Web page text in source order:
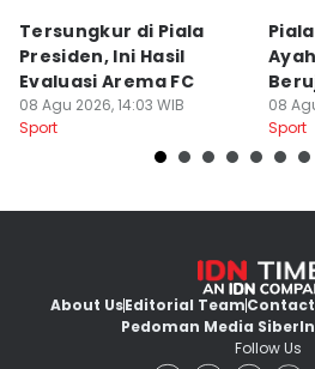
Tersungkur di Piala
Presiden, Ini Hasil
Evaluasi Arema FC
08 Agu 2026, 14:03 WIB
Sport
08
Sport
About UsEditorial TeamContact
Pedoman Media Siber
Follow Us